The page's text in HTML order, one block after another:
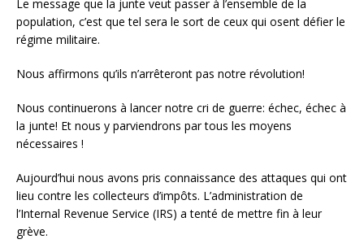
Le message que la junte veut passer à l’ensemble de la
population, c’est que tel sera le sort de ceux qui osent défier le
régime militaire.
Nous affirmons qu’ils n’arrêteront pas notre révolution!
Nous continuerons à lancer notre cri de guerre: échec, échec à
la junte! Et nous y parviendrons par tous les moyens
nécessaires !
Aujourd’hui nous avons pris connaissance des attaques qui ont
lieu contre les collecteurs d’impôts. L’administration de
l’Internal Revenue Service (IRS) a tenté de mettre fin à leur
grève.